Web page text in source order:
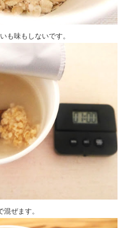
も味もしないです。
ぜます。